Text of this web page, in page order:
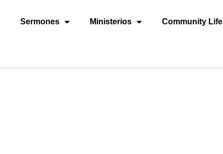
Sermones Ministerios Community Life